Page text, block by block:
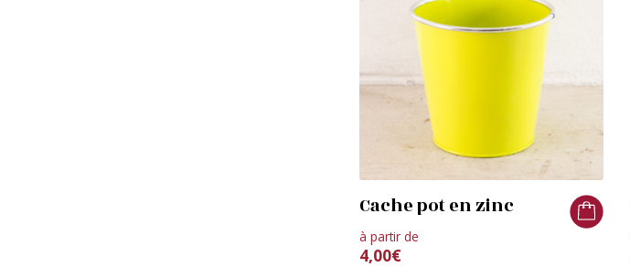
Cache pot en zinc
à partir de
4,00€